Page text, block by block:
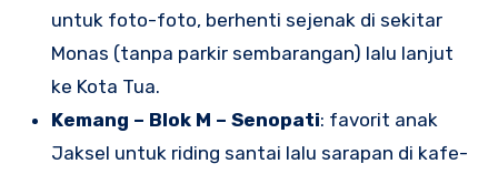
untuk foto-foto, berhenti sejenak di sekitar
Monas (tanpa parkir sembarangan) lalu lanjut
ke Kota Tua.
Kemang – Blok M – Senopati: favorit anak
Jaksel untuk riding santai lalu sarapan di kafe-